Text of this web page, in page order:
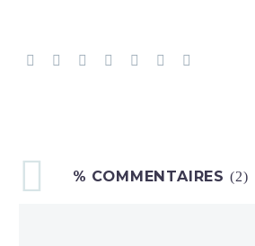
% COMMENTAIRES (2)